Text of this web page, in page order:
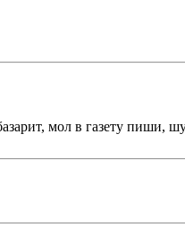
мол в газету пиши,